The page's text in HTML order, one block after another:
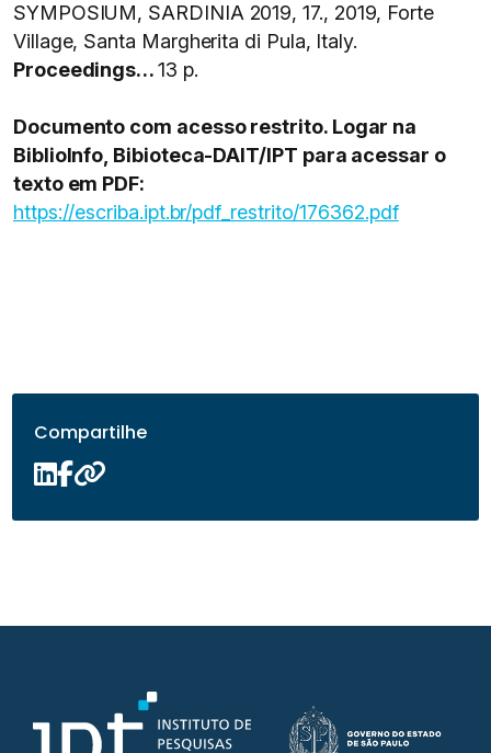
SYMPOSIUM, SARDINIA 2019, 17., 2019, Forte
Village, Santa Margherita di Pula, Italy.
Proceedings…13 p.
Documento com acesso restrito. Logar na
BiblioInfo, Bibioteca-DAIT/IPT para acessar o
texto em PDF:
https://escriba.ipt.br/pdf_restrito/176362.pdf
Compartilhe